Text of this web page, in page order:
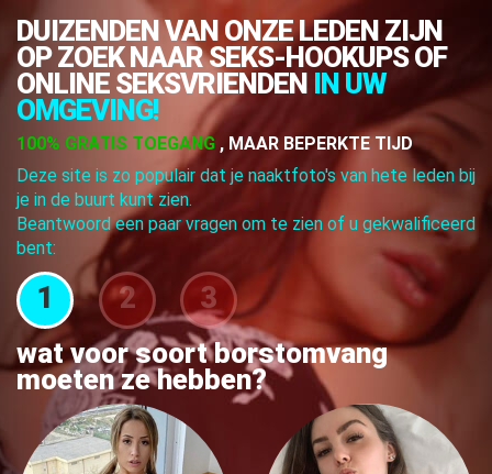
DUIZENDEN VAN ONZE LEDEN ZIJN
OP ZOEK NAAR SEKS-HOOKUPS OF
ONLINE SEKSVRIENDEN IN UW
OMGEVING!
100% GRATIS TOEGANG , MAAR BEPERKTE TIJD
Deze site is zo populair dat je naaktfoto's van hete leden bij
je in de buurt kunt zien.
Beantwoord een paar vragen om te zien of u gekwalificeerd
bent:
1 2 3
wat voor soort borstomvang
moeten ze hebben?